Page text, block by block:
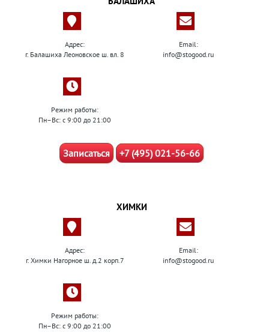
Адрес:
г. Балашиха Леоновское ш. вл. 8
Email:
info@stogood.ru
Режим работы:
Пн–Вс: с 9:00 до 21:00
Записаться +7 (495) 021-56-66
ХИМКИ
Адрес:
г. Химки Нагорное ш. д.2 корп.7
Email:
info@stogood.ru
Режим работы:
Пн–Вс: с 9:00 до 21:00